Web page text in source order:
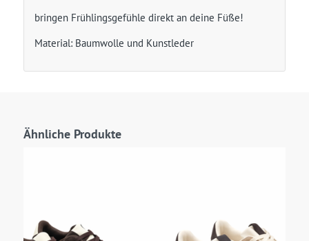
bringen Frühlingsgefühle direkt an deine Füße!
Material: Baumwolle und Kunstleder
Ähnliche Produkte